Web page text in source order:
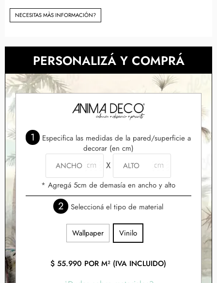
NECESITAS MÀS INFORMACIÓN?
PERSONALIZÁ Y COMPRÁ
1
Especifica las medidas de la pared/superficie a
decorar (en cm)
X
* Agregá 5cm de demasía en ancho y alto
2 Seleccioná el tipo de material
Wallpaper Vinilo
$ 55.990 POR M² (IVA INCLUIDO)